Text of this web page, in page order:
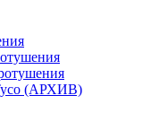
(АРХИВ)